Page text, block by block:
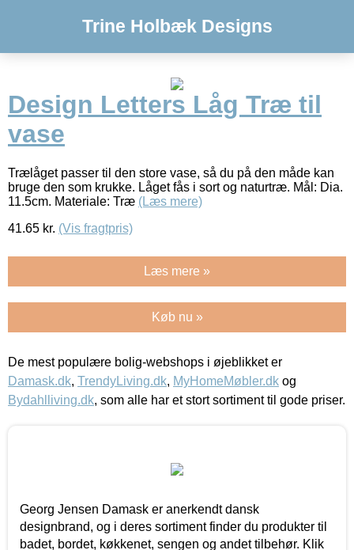
Trine Holbæk Designs
Design Letters Låg Træ til
vase
Trælåget passer til den store vase, så du på den måde kan
bruge den som krukke. Låget fås i sort og naturtræ. Mål: Dia.
11.5cm. Materiale: Træ (Læs mere)
41.65 kr. (Vis fragtpris)
Læs mere »
Køb nu »
De mest populære bolig-webshops i øjeblikket er
Damask.dk, TrendyLiving.dk, MyHomeMøbler.dk og
Bydahlliving.dk, som alle har et stort sortiment til gode priser.
Georg Jensen Damask er anerkendt dansk
designbrand, og i deres sortiment finder du produkter til
badet, bordet, køkkenet, sengen og andet tilbehør. Klik